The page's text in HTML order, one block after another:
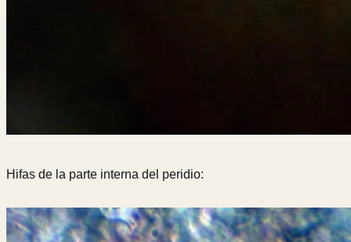
Hifas de la parte interna del peridio: